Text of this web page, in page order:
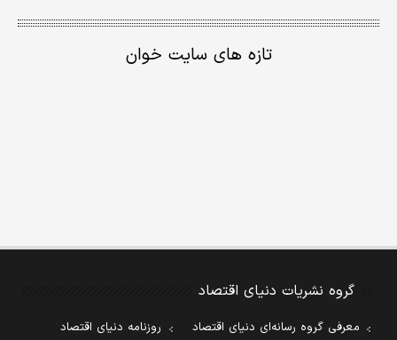
تازه های سایت خوان
گروه نشریات دنیای اقتصاد
معرفی گروه رسانه‌ای دنیای اقتصاد
روزنامه دنیای اقتصاد